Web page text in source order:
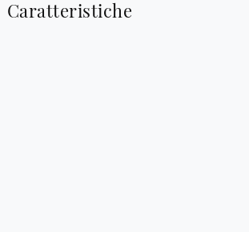
Caratteristiche